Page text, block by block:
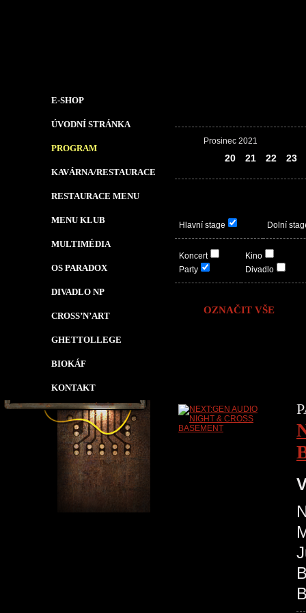
E-SHOP
ÚVODNÍ STRÁNKA
PROGRAM
KAVÁRNA/RESTAURACE
RESTAURACE MENU
MENU KLUB
MULTIMÉDIA
OS PARADOX
DIVADLO NP
CROSS’N’ART
GHETTOLLEGE
BIOKÁF
KONTAKT
Prosinec 2021
20 21 22 23
Hlavní stage Dolní
Koncert
Party
Kino
Divadlo
OZNAČIT VŠE